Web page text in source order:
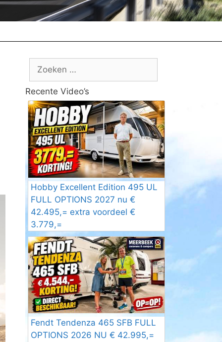
Zoek
Recente Video’s
Hobby Excellent Edition 495 UL
FULL OPTIONS 2027 nu €
42.495,= extra voordeel €
3.779,=
Fendt Tendenza 465 SFB FULL
OPTIONS 2026 NU € 42.995,=